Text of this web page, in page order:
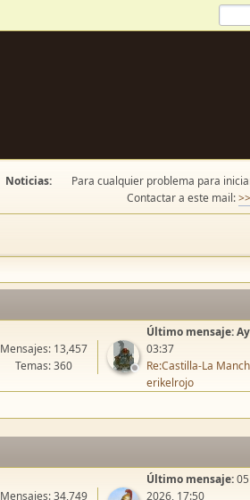
Noticias:
Para cualquier problema para
Contactar a este mail:
Mensajes: 13,457
Temas: 360
Último mensaje:
03:37
Re:Castilla-La
erikelrojo
Mensajes: 34,749
Último mensaje:
2026, 17:50